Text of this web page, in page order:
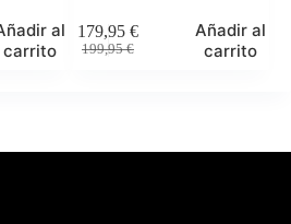
al
carrito
199,95€
El
179,95 €
El
Añadir al
carrito